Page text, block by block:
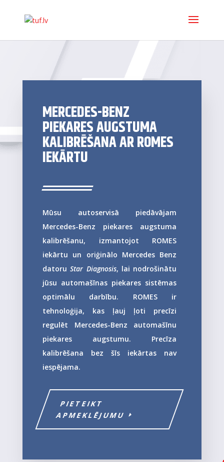
MERCEDES-BENZ
PIEKARES AUGSTUMA
KALIBRĒŠANA AR ROMES
IEKĀRTU
Mūsu autoservisā piedāvājam
Mercedes-Benz piekares augstuma
kalibrēšanu, izmantojot ROMES
iekārtu un oriģinālo Mercedes Benz
datoruStar Diagnosis, lai nodrošinātu
jūsu automašīnas piekares sistēmas
optimālu darbību. ROMES ir
tehnoloģija, kas ļauj ļoti precīzi
regulēt Mercedes-Benz automašīnu
piekares augstumu. Precīza
kalibrēšana bez šīs iekārtas nav
iespējama.
PIETEIKT
APMEKLĒJUMU